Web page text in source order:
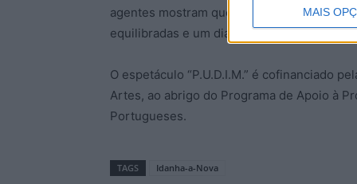
MAIS
agentes mostram que, afinal, não é assim
equilibradas e um dia-a-dia ativo.
O espetáculo “P.U.D.I.M.” é cofinanciado
Artes, ao abrigo do Programa de Apoio à
Portugueses.
TAGS Idanha-a-Nova